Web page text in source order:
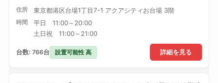
住所 東京都港区台場1丁目7-1 アクアシティお台場 3階
時間
平日 11:00～20:00
土日祝 11:00～21:00
詳細を見る
台数: 766台 設置可能性 高